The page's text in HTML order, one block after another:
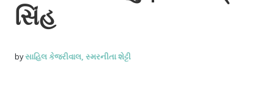
સિંહ
byસાહિલ કેજરીવાલ,સ્મરનીતા શેટ્ટી